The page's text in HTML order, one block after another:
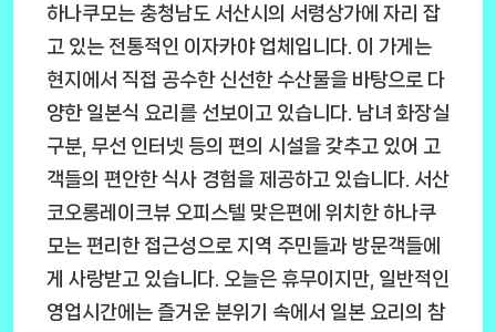
하나쿠모는 충청남도 서산시의 서령상가에 자리 잡
고 있는 전통적인 이자카야 업체입니다. 이 가게는
현지에서 직접 공수한 신선한 수산물을 바탕으로 다
양한 일본식 요리를 선보이고 있습니다. 남녀 화장실
구분, 무선 인터넷 등의 편의 시설을 갖추고 있어 고
객들의 편안한 식사 경험을 제공하고 있습니다. 서산
코오롱레이크뷰 오피스텔 맞은편에 위치한 하나쿠
모는 편리한 접근성으로 지역 주민들과 방문객들에
게 사랑받고 있습니다. 오늘은 휴무이지만, 일반적인
영업시간에는 즐거운 분위기 속에서 일본 요리의 참